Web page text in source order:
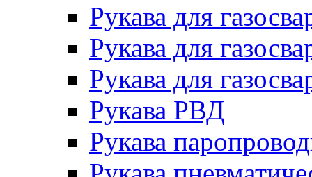
Рукава для
Рукава для
Рукава для
Рукава РВД
Рукава